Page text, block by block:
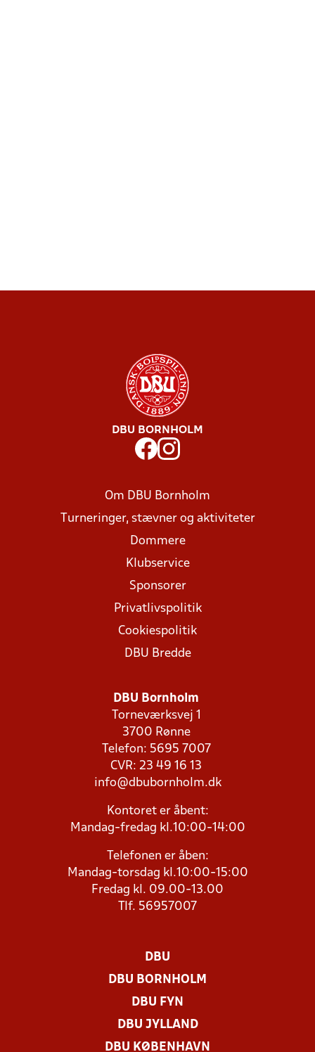
DBU BORNHOLM
Om DBU Bornholm
Turneringer, stævner og aktiviteter
Dommere
Klubservice
Sponsorer
Privatlivspolitik
Cookiespolitik
DBU Bredde
DBU Bornholm
Torneværksvej 1
3700 Rønne
Telefon: 5695 7007
CVR: 23 49 16 13
info@dbubornholm.dk
Kontoret er åbent:
Mandag-fredag kl.10:00-14:00
Telefonen er åben:
Mandag-torsdag kl.10:00-15:00
Fredag kl. 09.00-13.00
Tlf. 56957007
DBU
DBU BORNHOLM
DBU FYN
DBU JYLLAND
DBU KØBENHAVN